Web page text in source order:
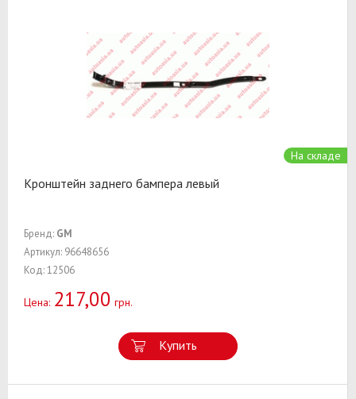
На складе
Кронштейн заднего бампера левый
Бренд: GM
Артикул: 96648656
Код: 12506
Цена: 217,00 грн.
Купить